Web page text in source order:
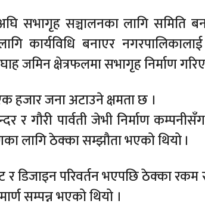
सभागृह सञ्चालनका लागि समिति
कार्यविधि बनाएर
जमिन क्षेत्रफलमा सभागृह निर्माण
हजार जना अटाउने क्षमता छ ।
र गौरी पार्वती जेभी निर्माण
लागि ठेक्का सम्झौता भएको थियो ।
र डिजाइन परिवर्तन भएपछि ठेक्का
सम्पन्न भएको थियो ।